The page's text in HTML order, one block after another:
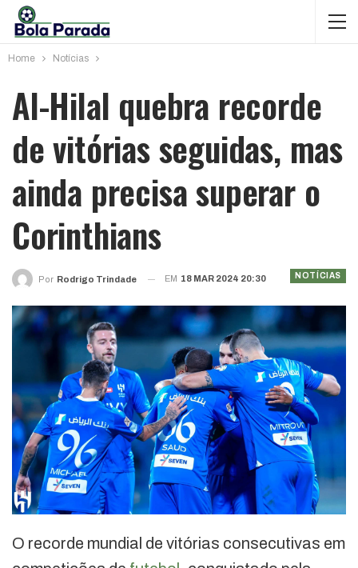
Home Notícias
Al-Hilal quebra recorde
de vitórias seguidas, mas
ainda precisa superar o
Corinthians
NOTÍCIAS
Por Rodrigo Trindade EM 18 MAR 2024 20:30
O recorde mundial de vitórias consecutivas em